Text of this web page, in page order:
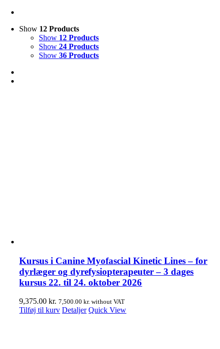
Show 12 Products
Show 12 Products
Show24 Products
Show36 Products
Kursus i Canine Myofascial Kinetic Lines – for
dyrlæger og dyrefysiopterapeuter – 3 dages
kursus 22. til 24. oktober 2026
9,375.00kr. 7,500.00kr. without VAT
Tilføj til kurv Detaljer Quick View